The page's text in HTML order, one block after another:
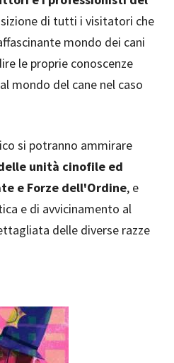
di tutti i visitatori che
mondo dei cani
le proprie conoscenze
mondo del cane nel caso
si potranno ammirare
unità cinofile ed
e Forze dell'Ordine, e
e di avvicinamento al
delle diverse razze